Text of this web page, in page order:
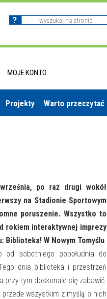
MOJE KONTO
Projekty Warto przeczytać
po raz drugi wokół
na Stadionie Sportowym
poruszenie. Wszystko to
rokiem interaktywnej imprezy
Biblioteka! W Nowym Tomyślu
od sobotniego popołudnia do
dnia biblioteka i przestrzeń
przy tym doskonale się zabawić.
wszystkim z myślą o nich